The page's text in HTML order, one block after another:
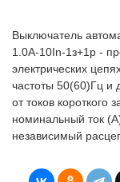
Выключатель
1.0А-10In-1з+1р -
электрических
частоты 50(60)Гц и
от токов короткого
номинальный ток
независимый